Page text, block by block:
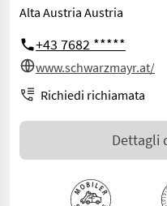
Alta Austria Austria
+43 7682 *****
www.schwarzmayr.at/
Richiedi richiamata
Dettagli